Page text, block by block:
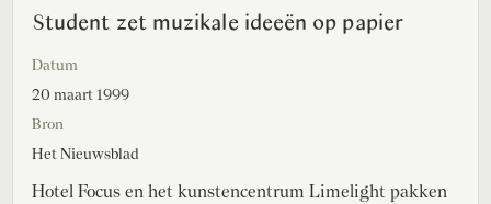
Student zet muzikale ideeën op papier
Datum
20 maart 1999
Bron
Het Nieuwsblad
Hotel Focus en het kunstencentrum Limelight pakken